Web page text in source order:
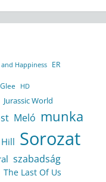
Happiness ER
Glee HD
Jurassic World
Meló munka
Sorozat
szabadság
The Last Of Us